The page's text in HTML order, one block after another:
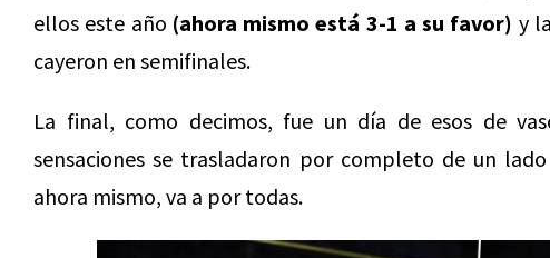
ellos este año (ahora mismo está 3-1 a su favor) y
cayeron en semifinales.
La final, como decimos, fue un día de esos de
sensaciones se trasladaron por completo de un
ahora mismo, va a por todas.